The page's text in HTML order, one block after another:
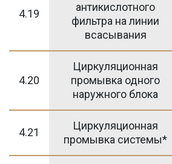
4.19
антикислотного
фильтра на линии
всасывания
4.20
Циркуляционная
промывка одного
наружного блока
4.21
Циркуляционная
промывка системы*